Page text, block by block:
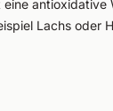
Lachs oder